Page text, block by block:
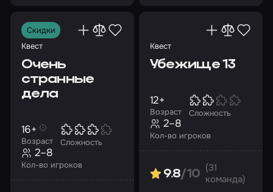
Скидки
Квест
Очень
странные
дела
Возраст
16+
Сложность
Кол-во игроков
2–8
Квест
Убежище 13
Возраст
12+
Сложность
Кол-во игроков
2–8
9.8/10
(31
команда)